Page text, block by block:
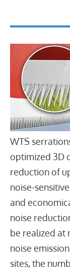
WTS
optimized 3D
reduction of
noise-
and
noise
be realized at
noise
sites, the